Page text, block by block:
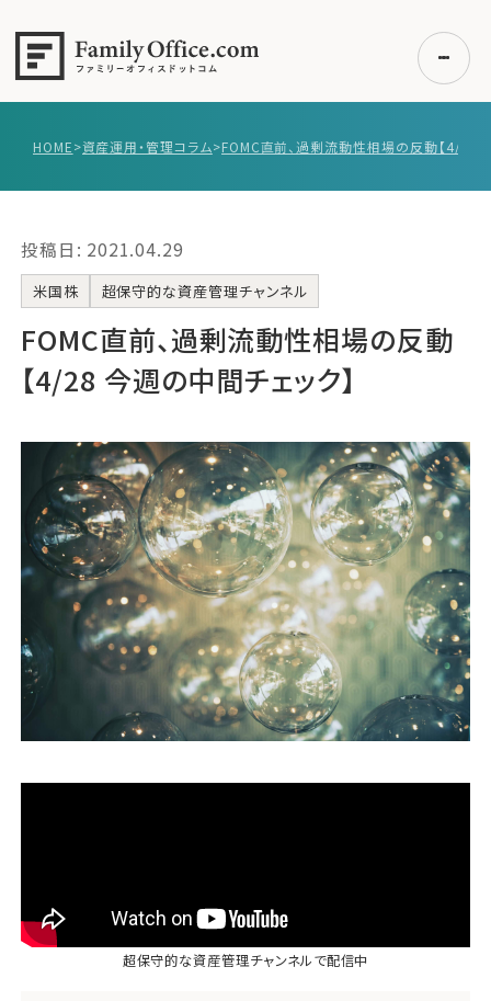
事例紹介
エキスパート一覧
無料講座
コラム
無料ご相談 ログイン
運営会社
ファミリーオフィスとは
関連書籍
メールマガジン登録
よくある質問
HOME>資産運用・管理コラム>
投稿日: 2021.04.29
米国株 超保守的な資産管理チャンネル
FOMC直前、過剰流動性相場の反動
【4/28 今週の中間チェック】
超保守的な資産管理チャンネルで配信中